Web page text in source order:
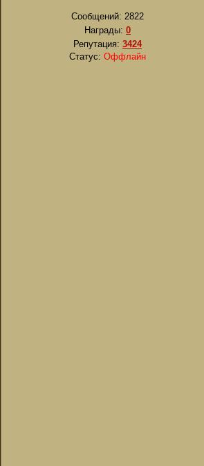
Сообщений: 2822
Награды: 0
Репутация: 3424
Статус: Оффлайн